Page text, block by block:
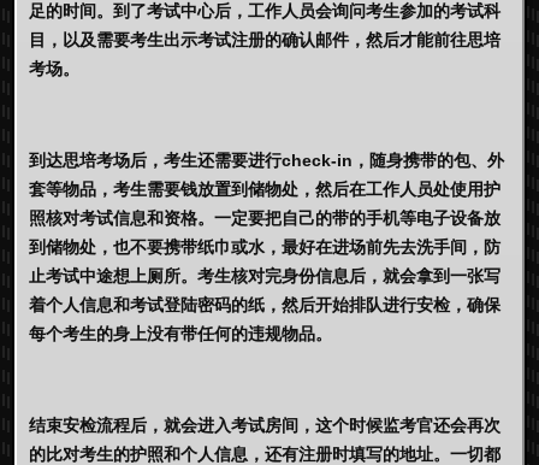
足的时间。到了考试中心后，工作人员会询问考生参加的考试科
目，以及需要考生出示考试注册的确认邮件，然后才能前往思培
考场。
到达思培考场后，考生还需要进行check-in，随身携带的包、外
套等物品，考生需要钱放置到储物处，然后在工作人员处使用护
照核对考试信息和资格。一定要把自己的带的手机等电子设备放
到储物处，也不要携带纸巾或水，最好在进场前先去洗手间，防
止考试中途想上厕所。考生核对完身份信息后，就会拿到一张写
着个人信息和考试登陆密码的纸，然后开始排队进行安检，确保
每个考生的身上没有带任何的违规物品。
结束安检流程后，就会进入考试房间，这个时候监考官还会再次
的比对考生的护照和个人信息，还有注册时填写的地址。一切都